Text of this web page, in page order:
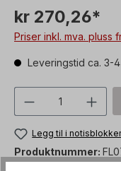
kr 270,26*
Priser inkl. mva. pluss
Leveringstid ca. 3-
Legg til i
Produktnummer: